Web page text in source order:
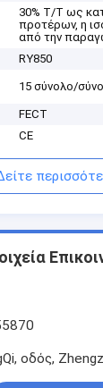
30% T/T ως
προτέρων, η
από την
RY850
15 σύνολο/
FECT
CE
οδός,